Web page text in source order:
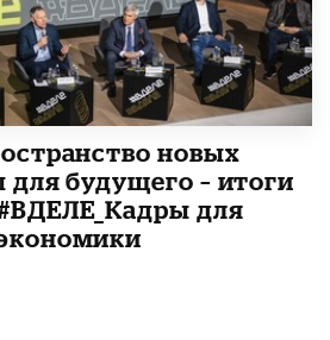
новых
будущего – итоги
для